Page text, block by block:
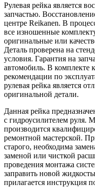
Рулевая рейка является
запчастью.
центре Reikanen. В
все изношенные
оригинальные или
Деталь проверена на
условия. Гарантия на
автомобиль. В комплекте
рекомендации по
рулевая рейка является
оригинальной детали.
Данная рейка
с гидроусилителем руля.
производится
ремонтной мастерской.
старого, необходима
заменой или чисткой
проведения монтажа
заправить новой
прилагается инструкция